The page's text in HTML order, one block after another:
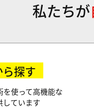
私たちが
ら探す
を使って高機能な
しています